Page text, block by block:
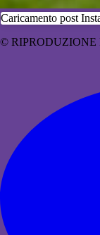
Caricamento post
© RIPRODUZIONE